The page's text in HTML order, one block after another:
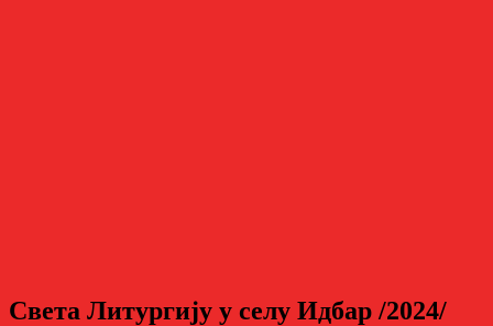
Светa Литургију у селу Идбар /2024/